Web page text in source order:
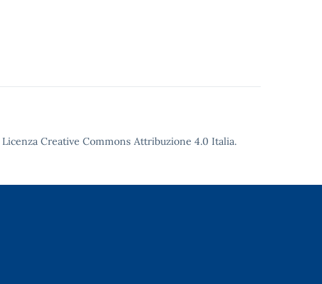
Licenza Creative Commons Attribuzione 4.0 Italia.